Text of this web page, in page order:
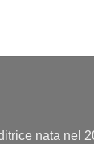
nata nel